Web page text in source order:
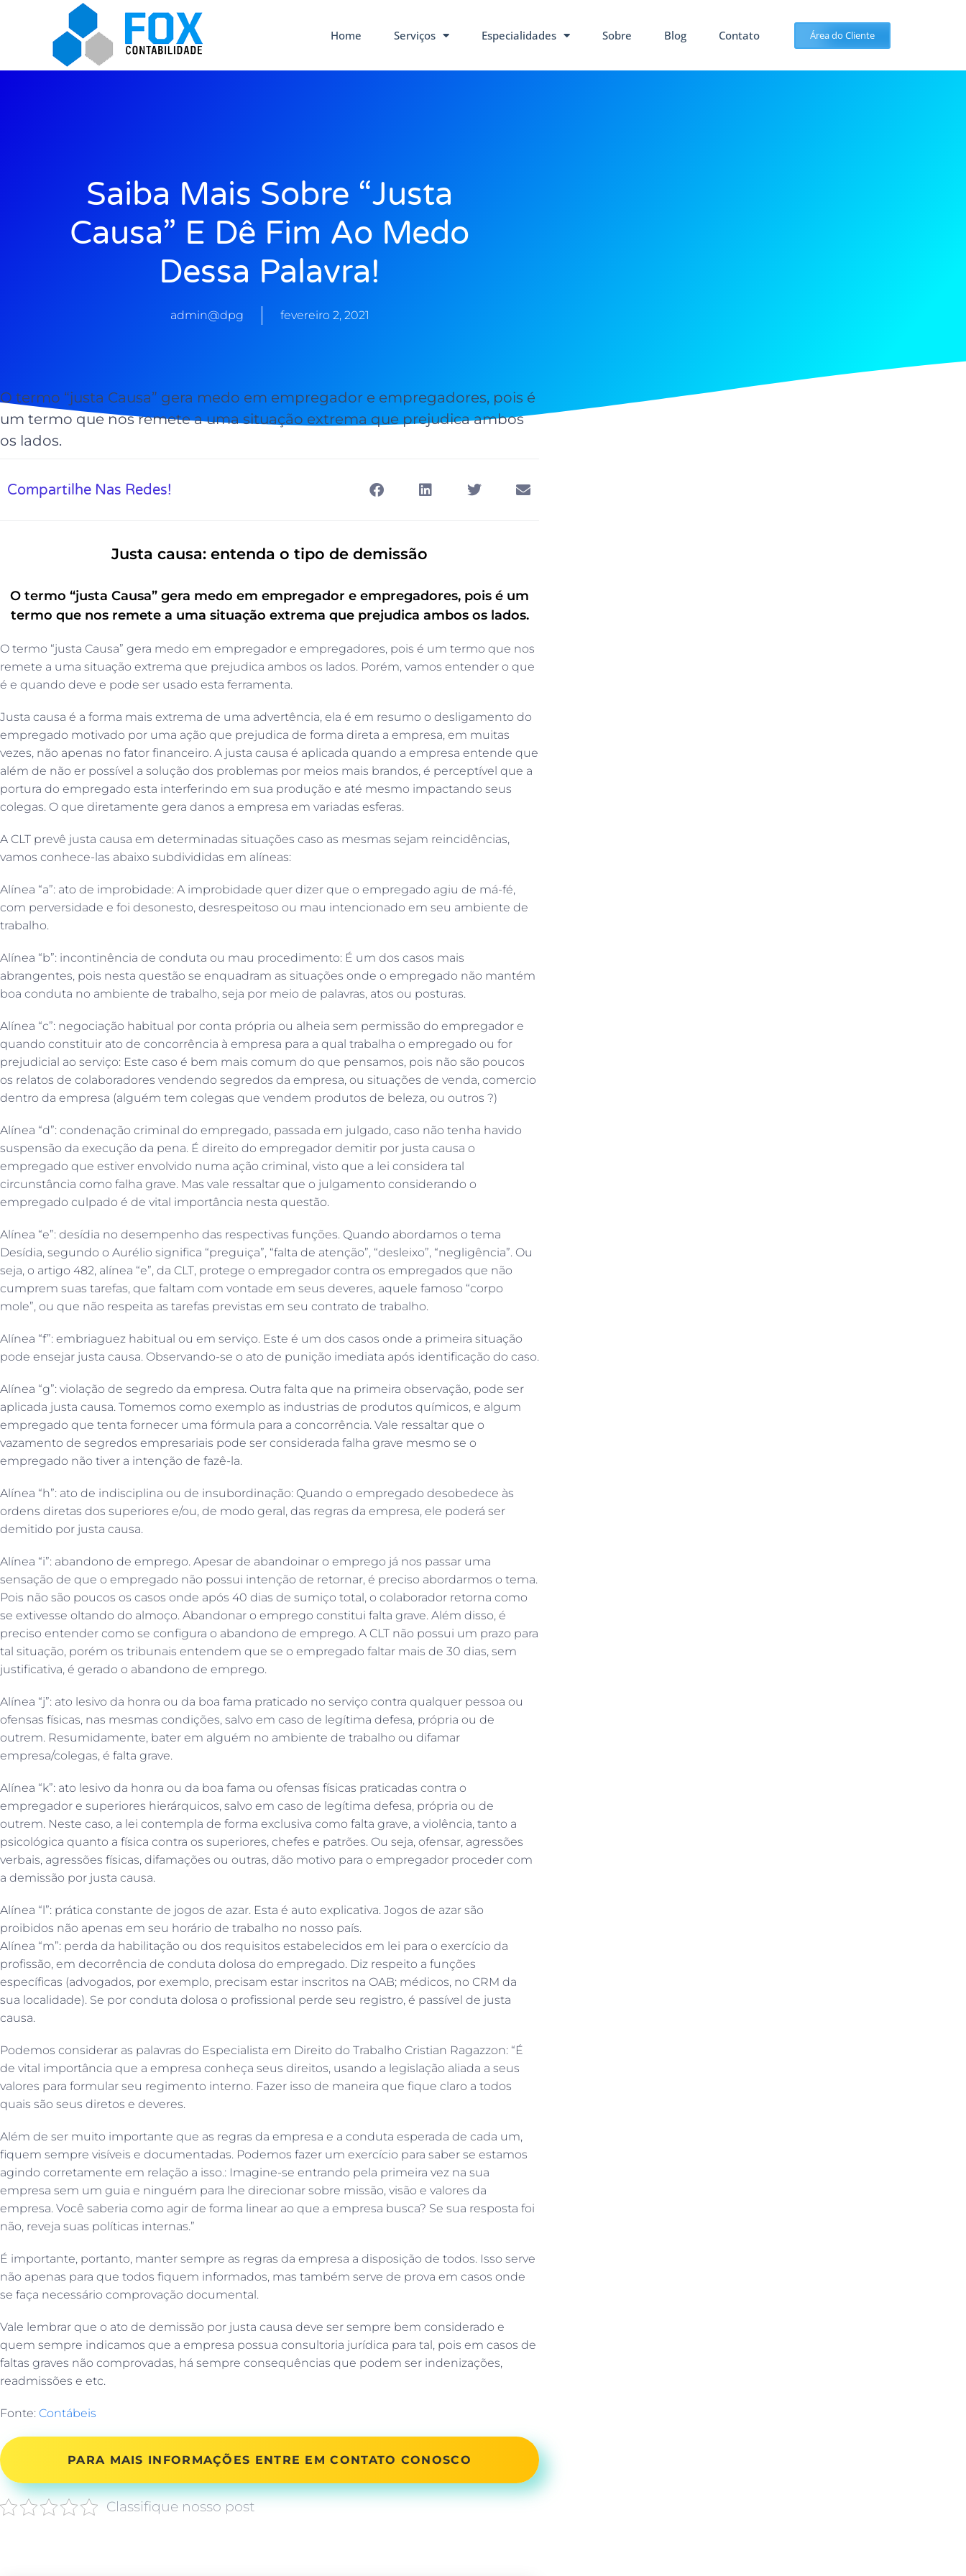
Home Serviços Especialidades Sobre Blog Contato Área do Cliente
Saiba Mais Sobre “Justa
Causa” E Dê Fim Ao Medo
Dessa Palavra!
admin@dpg fevereiro 2, 2021
O termo “justa Causa” gera medo em empregador e empregadores, pois é
um termo que nos remete a uma situação extrema que prejudica ambos
os lados.
Compartilhe Nas Redes!
Justa causa: entenda o tipo de demissão
O termo “justa Causa” gera medo em empregador e empregadores, pois é um
termo que nos remete a uma situação extrema que prejudica ambos os lados.
O termo “justa Causa” gera medo em empregador e empregadores, pois é um termo que nos
remete a uma situação extrema que prejudica ambos os lados. Porém, vamos entender o que
é e quando deve e pode ser usado esta ferramenta.
Justa causa é a forma mais extrema de uma advertência, ela é em resumo o desligamento do
empregado motivado por uma ação que prejudica de forma direta a empresa, em muitas
vezes, não apenas no fator financeiro. A justa causa é aplicada quando a empresa entende que
além de não er possível a solução dos problemas por meios mais brandos, é perceptível que a
portura do empregado esta interferindo em sua produção e até mesmo impactando seus
colegas. O que diretamente gera danos a empresa em variadas esferas.
A CLT prevê justa causa em determinadas situações caso as mesmas sejam reincidências,
vamos conhece-las abaixo subdivididas em alíneas:
Alínea “a”: ato de improbidade: A improbidade quer dizer que o empregado agiu de má-fé,
com perversidade e foi desonesto, desrespeitoso ou mau intencionado em seu ambiente de
trabalho.
Alínea “b”: incontinência de conduta ou mau procedimento: É um dos casos mais
abrangentes, pois nesta questão se enquadram as situações onde o empregado não mantém
boa conduta no ambiente de trabalho, seja por meio de palavras, atos ou posturas.
Alínea “c”: negociação habitual por conta própria ou alheia sem permissão do empregador e
quando constituir ato de concorrência à empresa para a qual trabalha o empregado ou for
prejudicial ao serviço: Este caso é bem mais comum do que pensamos, pois não são poucos
os relatos de colaboradores vendendo segredos da empresa, ou situações de venda, comercio
dentro da empresa (alguém tem colegas que vendem produtos de beleza, ou outros ?)
Alínea “d”: condenação criminal do empregado, passada em julgado, caso não tenha havido
suspensão da execução da pena. É direito do empregador demitir por justa causa o
empregado que estiver envolvido numa ação criminal, visto que a lei considera tal
circunstância como falha grave. Mas vale ressaltar que o julgamento considerando o
empregado culpado é de vital importância nesta questão.
Alínea “e”: desídia no desempenho das respectivas funções. Quando abordamos o tema
Desídia, segundo o Aurélio significa “preguiça”, “falta de atenção”, “desleixo”, “negligência”. Ou
seja, o artigo 482, alínea “e”, da CLT, protege o empregador contra os empregados que não
cumprem suas tarefas, que faltam com vontade em seus deveres, aquele famoso “corpo
mole”, ou que não respeita as tarefas previstas em seu contrato de trabalho.
Alínea “f”: embriaguez habitual ou em serviço. Este é um dos casos onde a primeira situação
pode ensejar justa causa. Observando-se o ato de punição imediata após identificação do caso.
Alínea “g”: violação de segredo da empresa. Outra falta que na primeira observação, pode ser
aplicada justa causa. Tomemos como exemplo as industrias de produtos químicos, e algum
empregado que tenta fornecer uma fórmula para a concorrência. Vale ressaltar que o
vazamento de segredos empresariais pode ser considerada falha grave mesmo se o
empregado não tiver a intenção de fazê-la.
Alínea “h”: ato de indisciplina ou de insubordinação: Quando o empregado desobedece às
ordens diretas dos superiores e/ou, de modo geral, das regras da empresa, ele poderá ser
demitido por justa causa.
Alínea “i”: abandono de emprego. Apesar de abandoinar o emprego já nos passar uma
sensação de que o empregado não possui intenção de retornar, é preciso abordarmos o tema.
Pois não são poucos os casos onde após 40 dias de sumiço total, o colaborador retorna como
se extivesse oltando do almoço. Abandonar o emprego constitui falta grave. Além disso, é
preciso entender como se configura o abandono de emprego. A CLT não possui um prazo para
tal situação, porém os tribunais entendem que se o empregado faltar mais de 30 dias, sem
justificativa, é gerado o abandono de emprego.
Alínea “j”: ato lesivo da honra ou da boa fama praticado no serviço contra qualquer pessoa ou
ofensas físicas, nas mesmas condições, salvo em caso de legítima defesa, própria ou de
outrem. Resumidamente, bater em alguém no ambiente de trabalho ou difamar
empresa/colegas, é falta grave.
Alínea “k”: ato lesivo da honra ou da boa fama ou ofensas físicas praticadas contra o
empregador e superiores hierárquicos, salvo em caso de legítima defesa, própria ou de
outrem. Neste caso, a lei contempla de forma exclusiva como falta grave, a violência, tanto a
psicológica quanto a física contra os superiores, chefes e patrões. Ou seja, ofensar, agressões
verbais, agressões físicas, difamações ou outras, dão motivo para o empregador proceder com
a demissão por justa causa.
Alínea “l”: prática constante de jogos de azar. Esta é auto explicativa. Jogos de azar são
proibidos não apenas em seu horário de trabalho no nosso país.
Alínea “m”: perda da habilitação ou dos requisitos estabelecidos em lei para o exercício da
profissão, em decorrência de conduta dolosa do empregado. Diz respeito a funções
específicas (advogados, por exemplo, precisam estar inscritos na OAB; médicos, no CRM da
sua localidade). Se por conduta dolosa o profissional perde seu registro, é passível de justa
causa.
Podemos considerar as palavras do Especialista em Direito do Trabalho Cristian Ragazzon: “É
de vital importância que a empresa conheça seus direitos, usando a legislação aliada a seus
valores para formular seu regimento interno. Fazer isso de maneira que fique claro a todos
quais são seus diretos e deveres.
Além de ser muito importante que as regras da empresa e a conduta esperada de cada um,
fiquem sempre visíveis e documentadas. Podemos fazer um exercício para saber se estamos
agindo corretamente em relação a isso.: Imagine-se entrando pela primeira vez na sua
empresa sem um guia e ninguém para lhe direcionar sobre missão, visão e valores da
empresa. Você saberia como agir de forma linear ao que a empresa busca? Se sua resposta foi
não, reveja suas políticas internas.”
É importante, portanto, manter sempre as regras da empresa a disposição de todos. Isso serve
não apenas para que todos fiquem informados, mas também serve de prova em casos onde
se faça necessário comprovação documental.
Vale lembrar que o ato de demissão por justa causa deve ser sempre bem considerado e
quem sempre indicamos que a empresa possua consultoria jurídica para tal, pois em casos de
faltas graves não comprovadas, há sempre consequências que podem ser indenizações,
readmissões e etc.
Fonte: Contábeis
PARA MAIS INFORMAÇÕES ENTRE EM CONTATO CONOSCO
Classifique nosso post